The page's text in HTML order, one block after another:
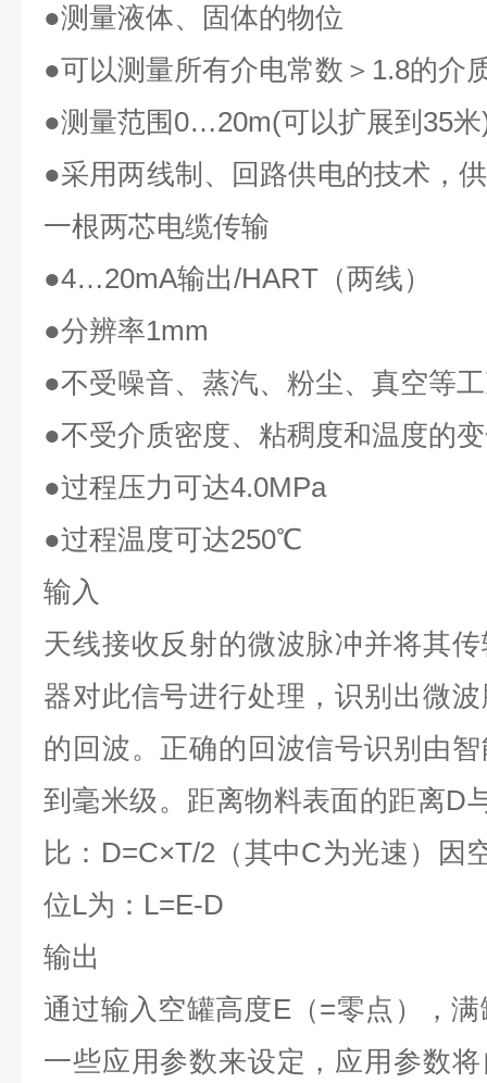
●测量液体、固体的物位
●可以测量所有介电常数＞ 1.8的介
●测量范围0…20m(可以扩展到 35米
●采用两线制、回路供电的技术，
一根两芯电缆传输
●4…20mA输出/HART （两线）
●分辨率1mm
●不受噪音、蒸汽、粉尘、真空等
●不受介质密度、粘稠度和温度的
●过程压力可达4.0MPa
●过程温度可达250℃
输入
天线接收反射的微波脉冲并将其
器对此信号进行处理，识别出微
的回波。正确的回波信号识别由
到毫米级。距离物料表面的距离D
比： D=C×T/2（其中C为光速）因
位L为： L=E-D
输出
通过输入空罐高度E（=零点），
一些应用参数来设定，应用参数